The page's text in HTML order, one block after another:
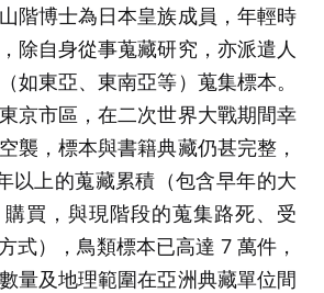
階博士為日本皇族成員，年輕時
除自身從事蒐藏研究，亦派遣人
如東亞、東南亞等）蒐集標本。
京市區，在二次世界大戰期間幸
襲，標本與書籍典藏仍甚完整，
以上的蒐藏累積（包含早年的大
買，與現階段的蒐集路死、受
式），鳥類標本已高達 7 萬件，
量及地理範圍在亞洲典藏單位間